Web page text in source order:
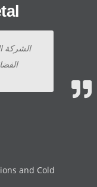
الشركة
and Cold